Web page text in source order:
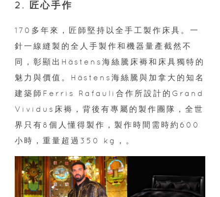
2. 匠心手作
170多年來，匠師堅持以全手工製作床具。一
針一線縫製的全人手製作和機器量產截然不
同，彰顯出Hästens海絲騰床褥和床具獨特的
魅力與價值。Hästens海絲騰與加拿大的知名
建築師Ferris Rafauli合作所設計的Grand
Vividus床褥，背後有專屬的製作團隊，全世
界只有8個人懂得製作，製作時間需時約600
小時，重量超過350 kg，。